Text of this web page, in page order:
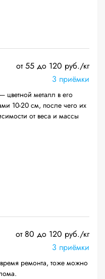
от 55 до 120 руб./кг
3 приёмки
цветной металл в его
10-20 см, после чего их
от веса и массы
от 80 до 120 руб./кг
3 приёмки
ремонта, тоже можно